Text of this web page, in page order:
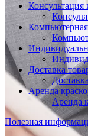
Консультация
Доставка
Аренда
Аренда
Полезная